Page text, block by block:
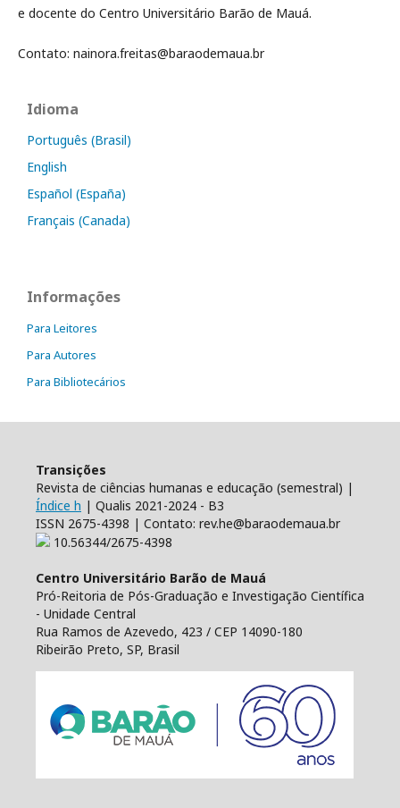
e docente do Centro Universitário Barão de Mauá.
Contato: nainora.freitas@baraodemaua.br
Idioma
Português (Brasil)
English
Español (España)
Français (Canada)
Informações
Para Leitores
Para Autores
Para Bibliotecários
Transições
Revista de ciências humanas e educação (semestral) |
Índice h | Qualis 2021-2024 - B3
ISSN 2675-4398 | Contato: rev.he@baraodemaua.br
10.56344/2675-4398
Centro Universitário Barão de Mauá
Pró-Reitoria de Pós-Graduação e Investigação Científica
- Unidade Central
Rua Ramos de Azevedo, 423 / CEP 14090-180
Ribeirão Preto, SP, Brasil